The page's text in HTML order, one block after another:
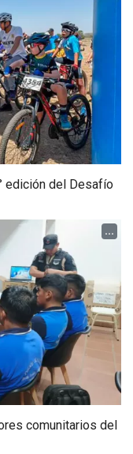
edición del Desafío
...
comunitarios del